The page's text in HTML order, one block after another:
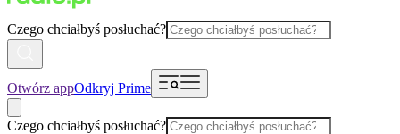
Czego chciałbyś posłuchać?
Otwórz appOdkryj Prime
Czego chciałbyś posłuchać?